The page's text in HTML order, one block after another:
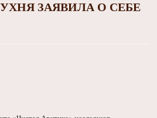
ЗАЯВИЛА О СЕБЕ